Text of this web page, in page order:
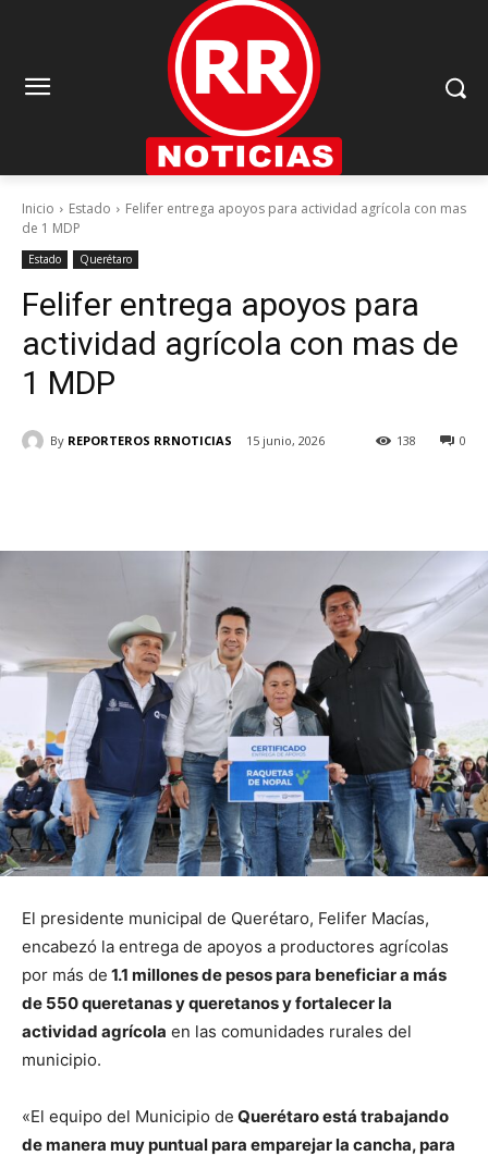
Inicio Estado
Felifer entrega apoyos para actividad agrícola con mas
de 1 MDP
Estado Querétaro
Felifer entrega apoyos para
actividad agrícola con mas de
1 MDP
By REPORTEROS RRNOTICIAS 15 junio, 2026 0
138
El presidente municipal de Querétaro, Felifer Macías,
encabezó la entrega de apoyos a productores agrícolas
por más de 1.1 millones de pesos para beneficiar a más
de 550 queretanas y queretanos y fortalecer la
actividad agrícola en las comunidades rurales del
municipio.
«El equipo del Municipio de Querétaro está trabajando
de manera muy puntual para emparejar la cancha, para